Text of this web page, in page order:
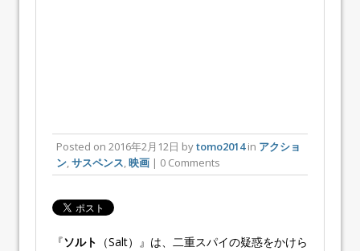
Posted on 2016年2月12日 bytomo2014in アクショ
ン,サスペンス,映画 | 0 Comments
『ソルト （Salt）』は、二重スパイの疑惑をかけら